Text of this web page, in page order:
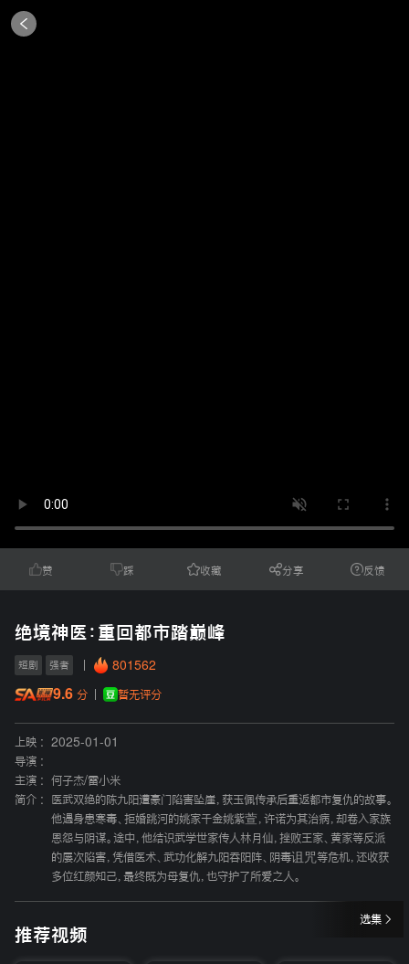
赞 踩 收藏 分享 反馈
绝境神医：重回都市踏巅峰
短剧 强者 801562
9.6 分 暂无评分
上映 :
2025-01-01
导演 :
主演 :
何子杰/雷小米
简介 :
医武双绝的陈九阳遭豪门陷害坠崖，获玉佩传承后重返都市复仇的故事。
他遇身患寒毒、拒婚跳河的姚家千金姚紫萱，许诺为其治病，却卷入家族
恩怨与阴谋。途中，他结识武学世家传人林月仙，挫败王家、黄家等反派
的屡次陷害，凭借医术、武功化解九阳吞阳阵、阴毒诅咒等危机，还收获
多位红颜知己，最终既为母复仇，也守护了所爱之人。
选集
推荐视频